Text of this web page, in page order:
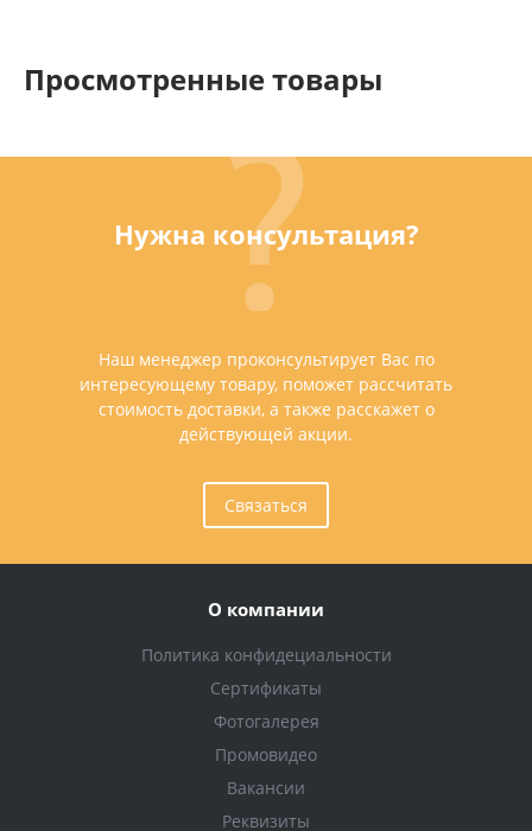
Просмотренные товары
Нужна консультация?
Наш менеджер проконсультирует Вас по
интересующему товару, поможет рассчитать
стоимость доставки, а также расскажет о
действующей акции.
Связаться
О компании
Политика конфидециальности
Сертификаты
Фотогалерея
Промовидео
Вакансии
Реквизиты